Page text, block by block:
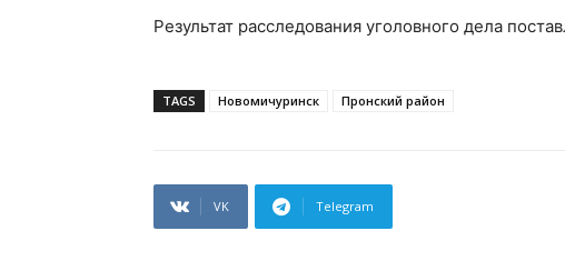
Результат расследования уголовного дела
TAGS Новомичуринск Пронский район
VK Telegram